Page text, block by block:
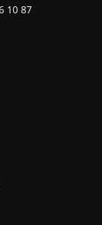
10 87